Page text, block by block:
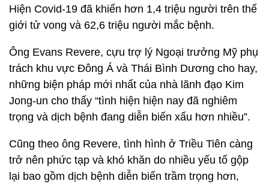
Hiện Covid-19 đã khiến hơn 1,4 triệu người trên thế
giới tử vong và 62,6 triệu người mắc bệnh.
Ông Evans Revere, cựu trợ lý Ngoại trưởng Mỹ phụ
trách khu vực Đông Á và Thái Bình Dương cho hay,
những biện pháp mới nhất của nhà lãnh đạo Kim
Jong-un cho thấy “tình hiện hiện nay đã nghiêm
trọng và dịch bệnh đang diễn biến xấu hơn nhiều”.
Cũng theo ông Revere, tình hình ở Triều Tiên càng
trở nên phức tạp và khó khăn do nhiều yếu tố gộp
lại bao gồm dịch bệnh diễn biến trầm trọng hơn,